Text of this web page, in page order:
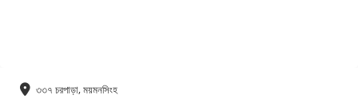
৩৩৭ চরপাড়া, ময়মনসিংহ